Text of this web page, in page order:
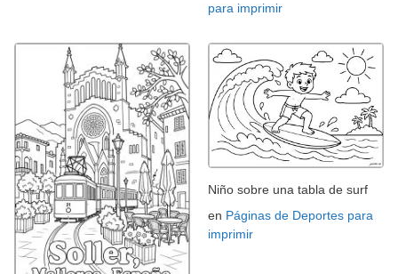
para imprimir
Niño sobre una tabla de surf
en Páginas de Deportes para
imprimir